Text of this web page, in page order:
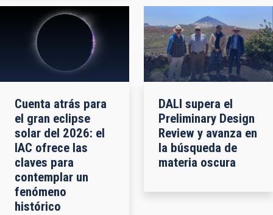
Cuenta atrás para
el gran eclipse
solar del 2026: el
IAC ofrece las
claves para
contemplar un
fenómeno
histórico
DALI supera el
Preliminary Design
Review y avanza en
la búsqueda de
materia oscura